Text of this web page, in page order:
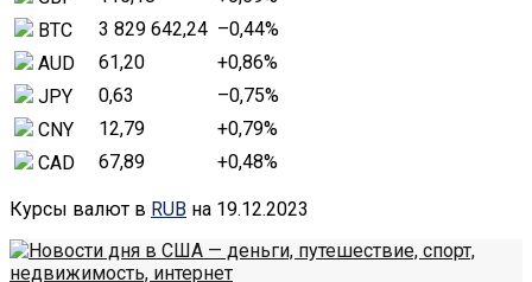
BTC
3 829 642,24 –0,44%
AUD
61,20 +0,86%
JPY
0,63 –0,75%
CNY
12,79 +0,79%
CAD
67,89 +0,48%
Курсы валют в RUB на 19.12.2023